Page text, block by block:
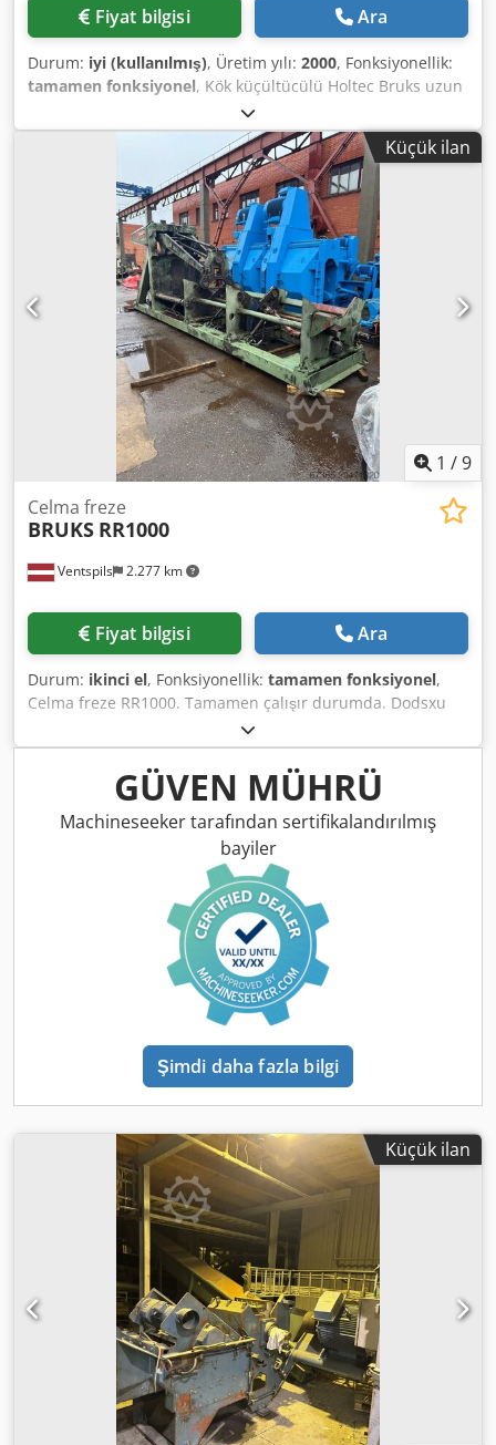
Fiyat bilgisi Ara
Durum: iyi (kullanılmış), Üretim yılı: 2000, Fonksiyonellik:
tamamen fonksiyonel, Kök küçültücülü Holtec Bruks uzun
tomruk besleme ünitesi, aşağıdakilerden oluşur: 6 zincirli,
bölünmüş tahrikli enine besleme konveyörü. Bölünmüş
tahrikli Holtec hidrolik kademe itici. Uzun tomruklar için
Bruks Kök küçültücü tip RR 1200 - frezeleme uzunluğu
1200 mm. Dodpfx Aswxck Aedxowa Yuvarlak ağaç için
Holtec ağır hizmet tipi bant konveyör. Atık taşıma zincirli
konveyör ve dağıtıcı helezon.
Küçük ilan
1 /9
Ventspils 2.277 km
Celma freze
BRUKS RR1000
Fiyat bilgisi Ara
Durum: ikinci el, Fonksiyonellik: tamamen fonksiyonel,
Celma freze RR1000. Tamamen çalışır durumda. Dodsxu
GÜVEN MÜHRÜ
Machineseeker tarafından sertifikalandırılmış
bayiler
Şimdi daha fazla bilgi
Küçük ilan